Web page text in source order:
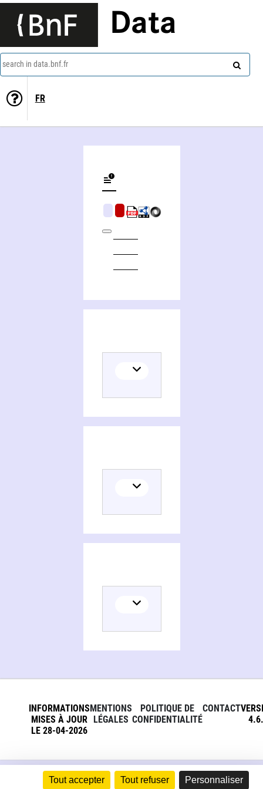
Tout accepter Tout refuser Personnaliser
Data
search in data.bnf.fr
FR
INFORMATIONS
MISES À JOUR
LE 28-04-2026
MENTIONS
LÉGALES
POLITIQUE DE
CONFIDENTIALITÉ
CONTACT